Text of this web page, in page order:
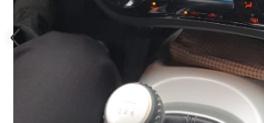
Rame adaptoare Subaru
Rame adaptoare Iveco
Rame adaptoare Smart